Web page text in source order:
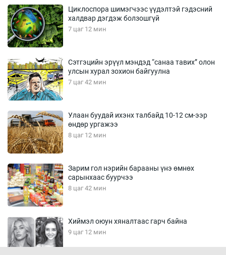
Циклоспора шимэгчээс үүдэлтэй гэдэсний
халдвар дэгдэж болзошгүй
7 цаг 12 мин
Сэтгэцийн эрүүл мэндэд “санаа тавих” олон
улсын хурал зохион байгуулна
7 цаг 42 мин
Улаан буудай ихэнх талбайд 10-12 см-ээр
өндөр ургажээ
8 цаг 12 мин
Зарим гол нэрийн барааны үнэ өмнөх
сарынхаас буурчээ
8 цаг 42 мин
Хиймэл оюун хяналтаас гарч байна
9 цаг 12 мин